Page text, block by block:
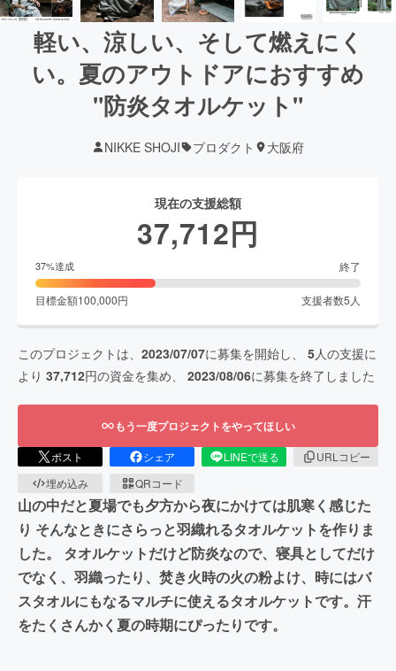
軽い、涼しい、そして燃えにく
い。夏のアウトドアにおすすめ
"防炎タオルケット"
NIKKE SHOJI プロダクト 大阪府
現在の支援総額
37,712円
37%達成 終了
目標金額100,000円 支援者数5 人
このプロジェクトは、 2023/07/07に募集を開始し、 5人の支援に
より 37,712円の資金を集め、 2023/08/06に募集を終了しました
もう一度プロジェクトをやってほしい
ポスト シェア LINEで送る
URLコピー
埋め込み
QRコード
山の中だと夏場でも夕方から夜にかけては肌寒く感じた
り そんなときにさらっと羽織れるタオルケットを作りま
した。 タオルケットだけど防炎なので、寝具としてだけ
でなく、羽織ったり、焚き火時の火の粉よけ、時にはバ
スタオルにもなるマルチに使えるタオルケットです。汗
をたくさんかく夏の時期にぴったりです。